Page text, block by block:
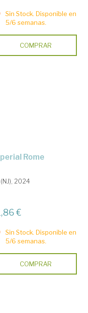
Sin Stock. Disponible en
5/6 semanas.
COMPRAR
Rome
2024
€
Sin Stock. Disponible en
5/6 semanas.
COMPRAR